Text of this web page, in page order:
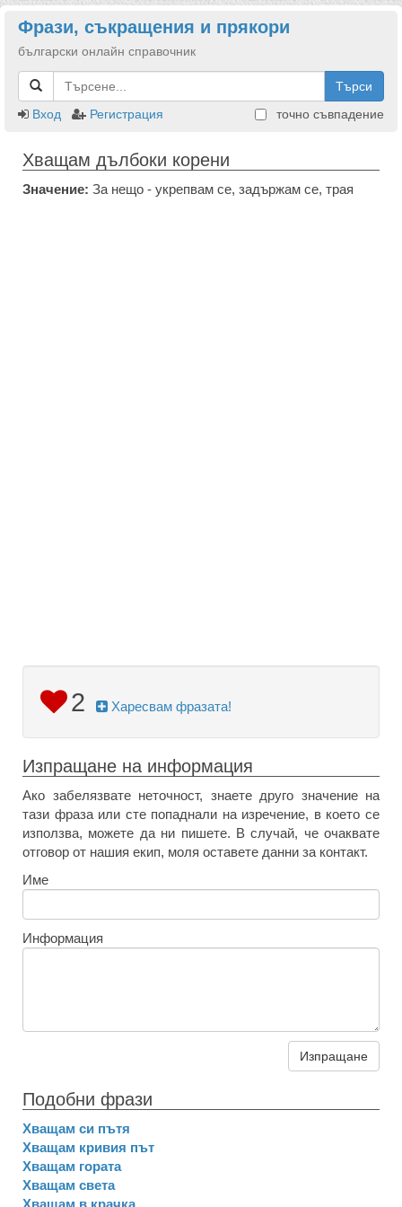
Фрази, съкращения и прякори
български онлайн справочник
Търси
Вход
Регистрация точно съвпадение
Хващам дълбоки корени
Значение: За нещо - укрепвам се, задържам се, трая
2 Харесвам фразата!
Изпращане на информация
Ако забелязвате неточност, знаете друго значение на
тази фраза или сте попаднали на изречение, в което се
използва, можете да ни пишете. В случай, че очаквате
отговор от нашия екип, моля оставете данни за контакт.
Име
Информация
Изпращане
Подобни фрази
Хващам си пътя
Хващам кривия път
Хващам гората
Хващам света
Хващам в крачка